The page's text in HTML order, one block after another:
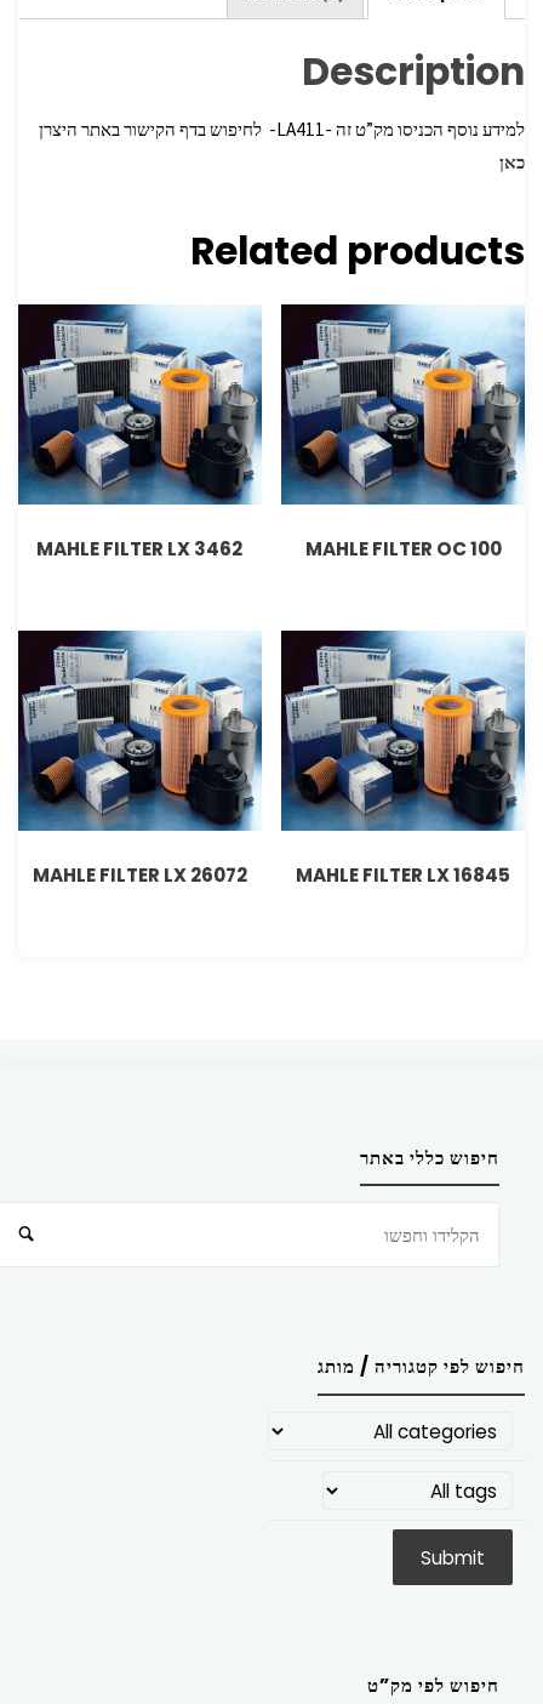
Description
למידע נוסף הכניסו מק”ט זה -LA411- לחיפוש בדף הקישור באתר היצרן
כאן
Related products
MAHLE FILTER OC 100
MAHLE FILTER LX 3462
MAHLE FILTER LX 16845
MAHLE FILTER LX 26072
חיפוש כללי באתר
חיפוש לפי קטגוריה / מותג
חיפוש לפי מק”ט